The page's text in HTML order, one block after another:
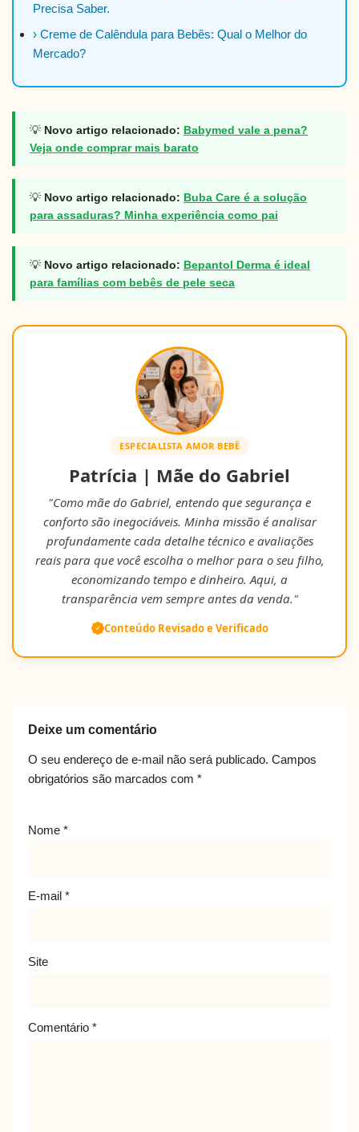
Precisa Saber.
› Creme de Calêndula para Bebês: Qual o Melhor do
Mercado?
💡 Novo artigo relacionado: Babymed vale a pena?
Veja onde comprar mais barato
💡 Novo artigo relacionado: Buba Care é a solução
para assaduras? Minha experiência como pai
💡 Novo artigo relacionado: Bepantol Derma é ideal
para famílias com bebês de pele seca
ESPECIALISTA AMOR BEBÊ
Patrícia | Mãe do Gabriel
"Como mãe do Gabriel, entendo que segurança e
conforto são inegociáveis. Minha missão é analisar
profundamente cada detalhe técnico e avaliações
reais para que você escolha o melhor para o seu filho,
economizando tempo e dinheiro. Aqui, a
transparência vem sempre antes da venda."
Conteúdo Revisado e Verificado
Deixe um comentário
O seu endereço de e-mail não será publicado. Campos
obrigatórios são marcados com *
Nome *
E-mail *
Site
Comentário *